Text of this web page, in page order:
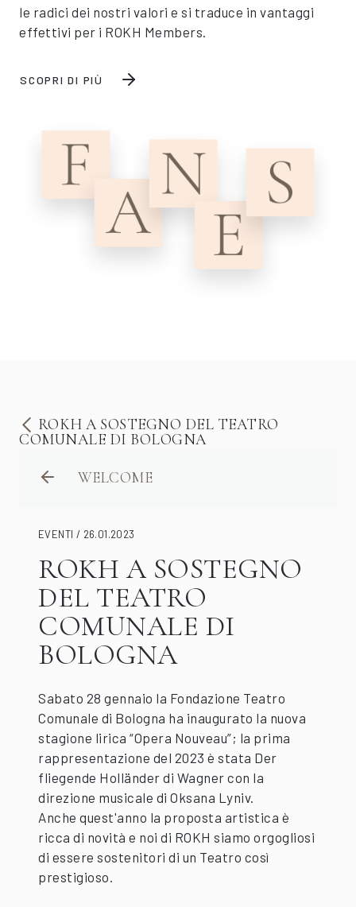
le radici dei nostri valori e si traduce in vantaggi
effettivi per i ROKH Members.
SCOPRI DI PIÙ
ROKH A SOSTEGNO DEL TEATRO
COMUNALE DI BOLOGNA
WELCOME
EVENTI / 26.01.2023
ROKH A SOSTEGNO
DEL TEATRO
COMUNALE DI
BOLOGNA
Sabato 28 gennaio la Fondazione Teatro
Comunale di Bologna ha inaugurato la nuova
stagione lirica “Opera Nouveau”; la prima
rappresentazione del 2023 è stata Der
fliegende Holländer di Wagner con la
direzione musicale di Oksana Lyniv.
Anche quest'anno la proposta artistica è
ricca di novità e noi di ROKH siamo orgogliosi
di essere sostenitori di un Teatro così
prestigioso.